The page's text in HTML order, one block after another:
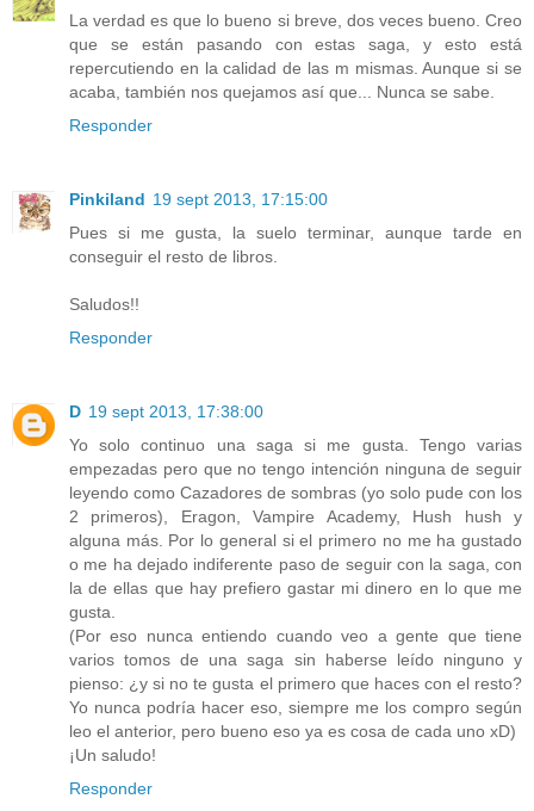
La verdad es que lo bueno si breve, dos veces bueno. Creo
que se están pasando con estas saga, y esto está
repercutiendo en la calidad de las m mismas. Aunque si se
acaba, también nos quejamos así que... Nunca se sabe.
Responder
Pinkiland 19 sept 2013, 17:15:00
Pues si me gusta, la suelo terminar, aunque tarde en
conseguir el resto de libros.
Saludos!!
Responder
D 19 sept 2013, 17:38:00
Yo solo continuo una saga si me gusta. Tengo varias
empezadas pero que no tengo intención ninguna de seguir
leyendo como Cazadores de sombras (yo solo pude con los
2 primeros), Eragon, Vampire Academy, Hush hush y
alguna más. Por lo general si el primero no me ha gustado
o me ha dejado indiferente paso de seguir con la saga, con
la de ellas que hay prefiero gastar mi dinero en lo que me
gusta.
(Por eso nunca entiendo cuando veo a gente que tiene
varios tomos de una saga sin haberse leído ninguno y
pienso: ¿y si no te gusta el primero que haces con el resto?
Yo nunca podría hacer eso, siempre me los compro según
leo el anterior, pero bueno eso ya es cosa de cada uno xD)
¡Un saludo!
Responder